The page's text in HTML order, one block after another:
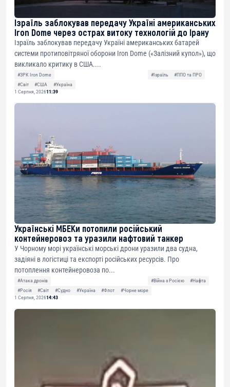
Ізраїль заблокував передачу Україні американських
Iron Dome через острах витоку технологій до Ірану
Ізраїль заблокував передачу Україні американських батарей
системи протиповітряної оборони Iron Dome («Залізний купол»), що
викликало критику в США....
#ЗРК Iron Dome #Ізраїль
#ППО та ПРО
#Світ
#США
#Україна
1 Серпня, 202611:39
Українські МБЕКи потопили російський
контейнеровоз та уразили нафтовий танкер
У Чорному морі українські морські дрони уразили два судна,
задіяні в логістиці та експорті російських ресурсів. Про
потоплення контейнеровоза по...
#Атака дронів #Війна з Росією
#Нафта
#Росія
#Світ #Судно #Україна #Флот
#Чорне море
1 Серпня, 202614:43